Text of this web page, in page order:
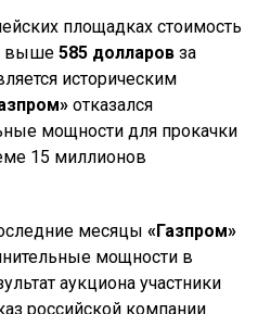
площадках стоимость
выше 585 долларов за
историческим
отказался
мощности для прокачки
15 миллионов
месяцы «Газпром»
мощности в
аукциона участники
российской компании